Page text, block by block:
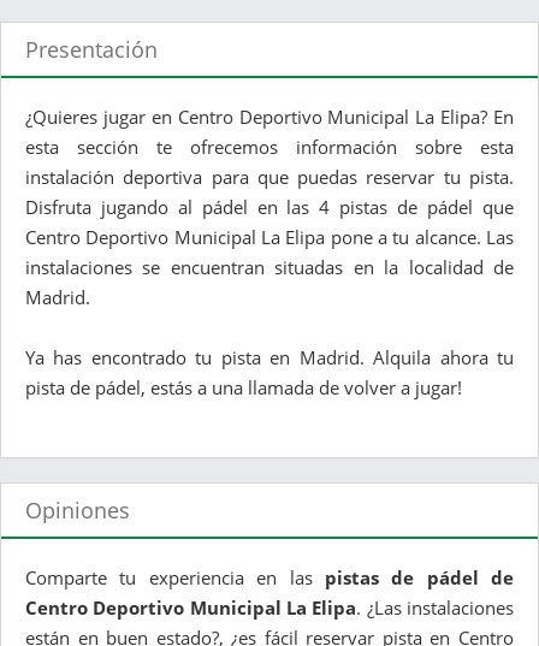
Presentación
¿Quieres jugar en Centro Deportivo Municipal La Elipa? En
esta sección te ofrecemos información sobre esta
instalación deportiva para que puedas reservar tu pista.
Disfruta jugando al pádel en las 4 pistas de pádel que
Centro Deportivo Municipal La Elipa pone a tu alcance. Las
instalaciones se encuentran situadas en la localidad de
Madrid.
Ya has encontrado tu pista en Madrid. Alquila ahora tu
pista de pádel, estás a una llamada de volver a jugar!
Opiniones
Comparte tu experiencia en las pistas de pádel de
Centro Deportivo Municipal La Elipa. ¿Las instalaciones
están en buen estado?, ¿es fácil reservar pista en Centro